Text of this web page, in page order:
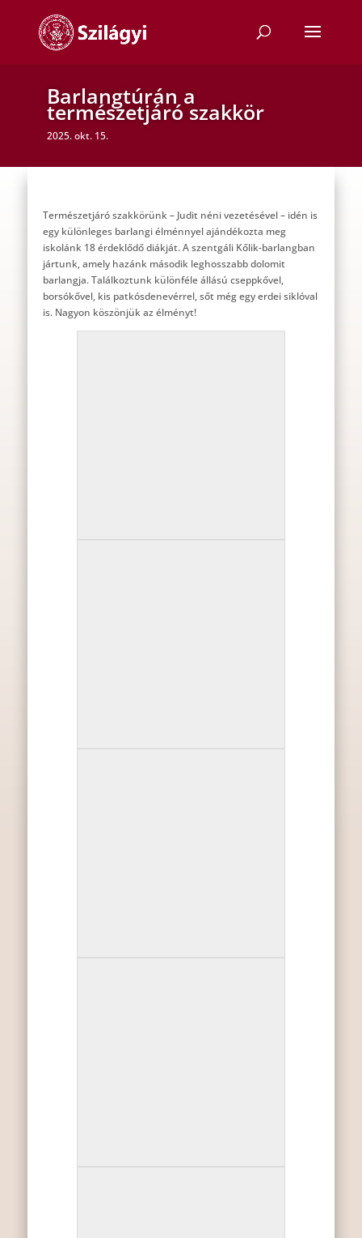
Barlangtúrán a
természetjáró szakkör
2025. okt. 15.
Természetjáró szakkörünk – Judit néni vezetésével – idén is
egy különleges barlangi élménnyel ajándékozta meg
iskolánk 18 érdeklődő diákját. A szentgáli Kőlik-barlangban
jártunk, amely hazánk második leghosszabb dolomit
barlangja. Találkoztunk különféle állású cseppkővel,
borsókővel, kis patkósdenevérrel, sőt még egy erdei siklóval
is. Nagyon köszönjük az élményt!